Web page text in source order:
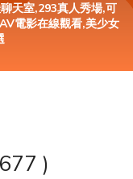
天室,293真人秀場,可
電影在線觀看,美少女
)